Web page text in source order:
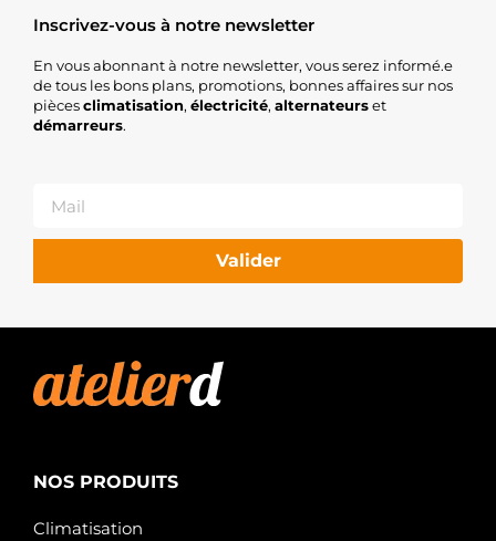
Inscrivez-vous à notre newsletter
En vous abonnant à notre newsletter, vous serez informé.e
de tous les bons plans, promotions, bonnes affaires sur nos
piècesclimatisation, électricité, alternateurset
démarreurs.
Valider
NOS PRODUITS
Climatisation